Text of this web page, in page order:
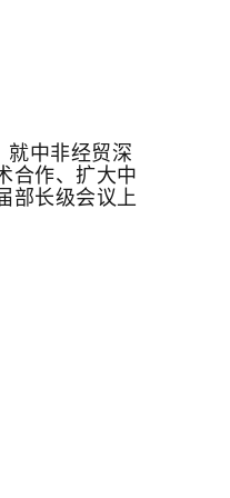
就中非经贸深
合作、扩大中
部长级会议上